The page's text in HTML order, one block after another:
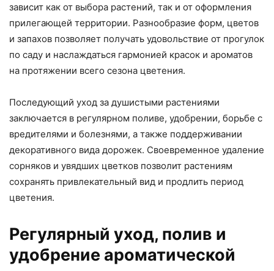
зависит как от выбора растений, так и от оформления
прилегающей территории. Разнообразие форм, цветов
и запахов позволяет получать удовольствие от прогулок
по саду и наслаждаться гармонией красок и ароматов
на протяжении всего сезона цветения.
Последующий уход за душистыми растениями
заключается в регулярном поливе, удобрении, борьбе с
вредителями и болезнями, а также поддерживании
декоративного вида дорожек. Своевременное удаление
сорняков и увядших цветков позволит растениям
сохранять привлекательный вид и продлить период
цветения.
Регулярный уход, полив и
удобрение ароматической